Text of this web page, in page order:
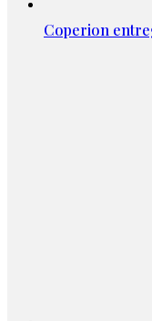
Coperion